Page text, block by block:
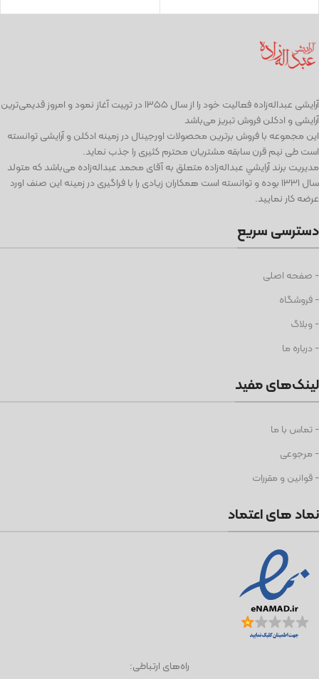
آرايشی عبداله‌زاده فعاليت خود را از سال ۱۳۵۵ در تربیت آغاز نمود و امروز قدیمی‌ترین
آرایشی و ادكلن فروش تبریز می‌باشد
این مجموعه با فروش برترین محصولات اورجینال در زمینه ادكلن و آرایشی توانسته
است طی نيم قرن سابقه مشتریان محترم كثیری را جذب نمايد.
مديريت برند آرايشي عبداله‌زاده متعلق به آقای محمد عبداله‌زاده می‌باشد كه متولد
سال ١٣٣١ بوده و توانسته است همكاران زيادی را با فراگيری در زمينه اين صنف اورد
عرضه كار نماييد.
دسترسی سریع
- صفحه اصلی
- فروشگاه
- وبلاگ
- درباره ما
لینک‌های مفید
- تماس با ما
- مرجوعی
- قوانین و مقررات
نماد های اعتماد
راه‌های ارتباطی: